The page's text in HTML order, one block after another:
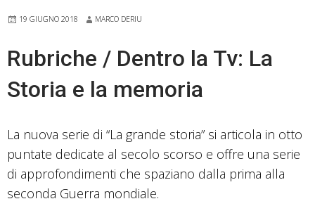
19 GIUGNO 2018 MARCO DERIU
Rubriche / Dentro la Tv: La
Storia e la memoria
La nuova serie di “La grande storia” si articola in otto
puntate dedicate al secolo scorso e offre una serie
di approfondimenti che spaziano dalla prima alla
seconda Guerra mondiale.